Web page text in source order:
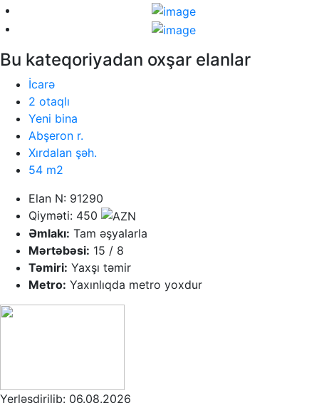
Bu kateqoriyadan oxşar elanlar
İcarə
2 otaqlı
Yeni bina
Abşeron r.
Xırdalan şəh.
54 m2
Elan N: 91290
Qiyməti: 450
Əmlakı: Tam əşyalarla
Mərtəbəsi: 15 / 8
Təmiri: Yaxşı təmir
Metro: Yaxınlıqda metro yoxdur
Yerləşdirilib: 06.08.2026